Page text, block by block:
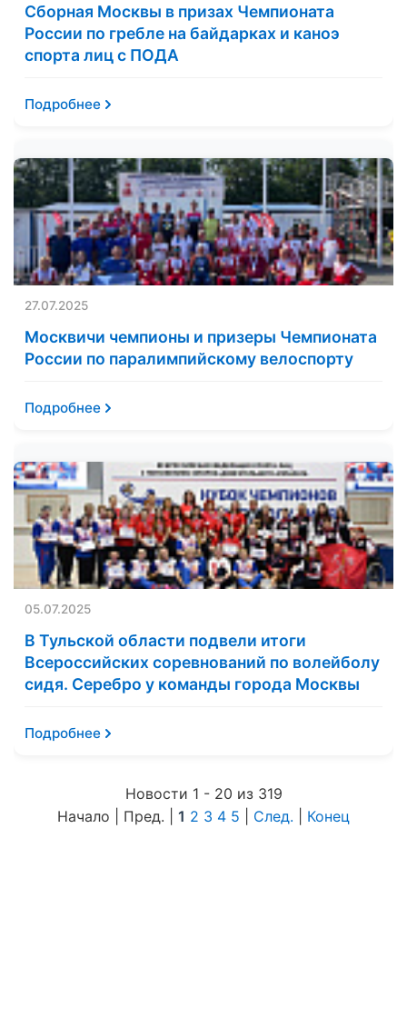
Сборная Москвы в призах Чемпионата
России по гребле на байдарках и каноэ
спорта лиц с ПОДА
Подробнее
27.07.2025
Москвичи чемпионы и призеры Чемпионата
России по паралимпийскому велоспорту
Подробнее
05.07.2025
В Тульской области подвели итоги
Всероссийских соревнований по волейболу
сидя. Серебро у команды города Москвы
Подробнее
Новости 1 - 20 из 319
Начало | Пред. | 1 2 3 4 5 След. Конец